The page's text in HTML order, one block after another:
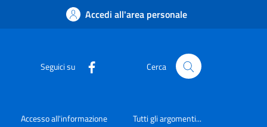
Accedi all'area personale
Seguici su Cerca
Accesso all'informazione Tutti gli argomenti...